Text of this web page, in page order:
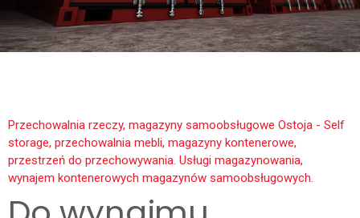
Przechowalnia rzeczy, magazyny samoobsługowe Ostoja - Self
storage, przechowalnia mebli, magazyny kontenerowe,
przestrzeń do przechowywania. Usługi magazynowania,
wynajem kontenerowych magazynów samoobsługowych.